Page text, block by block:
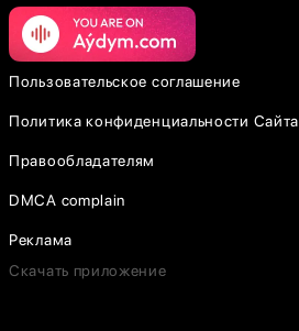
Пользовательское соглашение
Политика конфиденциальности Сайта
Правообладателям
DMCA complain
Реклама
Скачать приложение